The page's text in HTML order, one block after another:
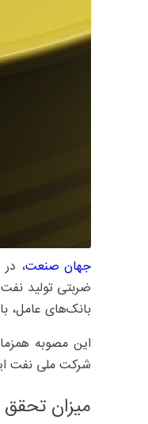
جهان صنعت
بانک‌های عامل،
این مصوبه
شرکت ملی نفت
میزان تحقق